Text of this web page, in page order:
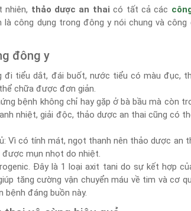
thảo dược an thai có tất cả các
công dụng trong đông y nói chung và công
đông y
đi tiểu dắt, đái buốt, nước tiểu có màu đục,
chữa được đơn giản.
bệnh không chỉ hay gặp ở bà bầu mà còn
nhiệt, giải độc, thảo dược an thai cũng có
Vì có tính mát, ngọt thanh nên thảo dược an
mụn nhọt do nhiệt.
Đây là 1 loại axit tani do sự kết hợp
tăng cường vận chuyển máu về tim và cơ
bệnh đáng buồn này.